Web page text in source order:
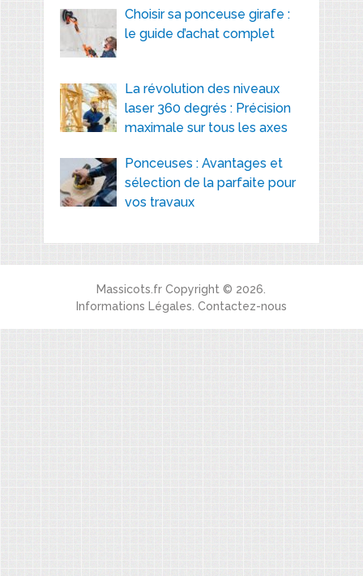
Choisir sa ponceuse girafe :
le guide d’achat complet
La révolution des niveaux
laser 360 degrés : Précision
maximale sur tous les axes
Ponceuses : Avantages et
sélection de la parfaite pour
vos travaux
Massicots.fr Copyright © 2026.
Informations Légales. Contactez-nous